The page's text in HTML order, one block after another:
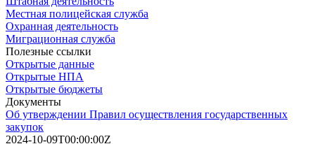
Местная полицейская служба
Охранная деятельность
Миграционная служба
Полезные ссылки
Открытые данные
Открытые НПА
Открытые бюджеты
Документы
Об утверждении Правил осуществления государственных
закупок
2024-10-09T00:00:00Z